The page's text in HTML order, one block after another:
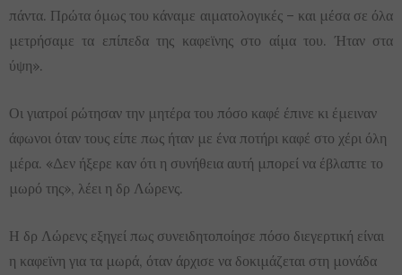
πάντα. Πρώτα όμως του κάναμε αιματολογικές – και μέσα σε όλα
μετρήσαμε τα επίπεδα της καφεϊνης στο αίμα του. Ήταν στα
ύψη».
Οι γιατροί ρώτησαν την μητέρα του πόσο καφέ έπινε κι έμειναν
άφωνοι όταν τους είπε πως ήταν με ένα ποτήρι καφέ στο χέρι όλη
μέρα. «Δεν ήξερε καν ότι η συνήθεια αυτή μπορεί να έβλαπτε το
μωρό της», λέει η δρ Λώρενς.
Η δρ Λώρενς εξηγεί πως συνειδητοποίησε πόσο διεγερτική είναι
η καφεϊνη για τα μωρά, όταν άρχισε να δοκιμάζεται στη μονάδα